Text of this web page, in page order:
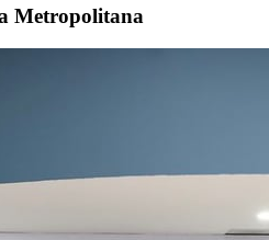
Metropolitana